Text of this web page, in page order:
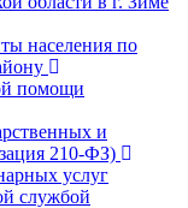
населения по
помощи
и
210-ФЗ)
услуг
службой